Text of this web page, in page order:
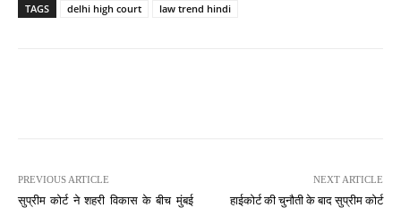
TAGS delhi high court law trend hindi
PREVIOUS ARTICLE
सुप्रीम कोर्ट ने शहरी विकास के बीच मुंबई
NEXT ARTICLE
हाईकोर्ट की चुनौती के बाद सुप्रीम कोर्ट